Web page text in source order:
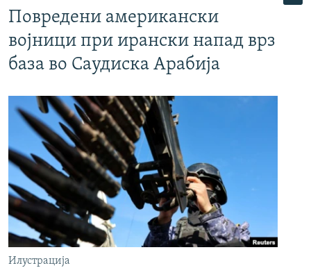
Повредени американски
војници при ирански напад врз
база во Саудиска Арабија
Илустрација